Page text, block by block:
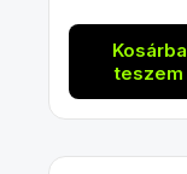
Kosárba
teszem